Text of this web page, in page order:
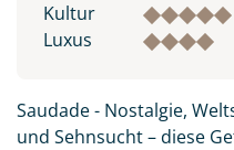
Kultur
Luxus
Saudade - Nostalgie,
und Sehnsucht – diese